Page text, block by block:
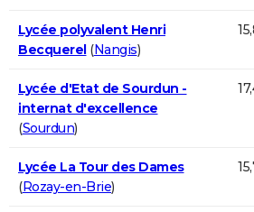
Lycée polyvalent Henri
Becquerel(Nangis)
Lycée d'Etat de Sourdun -
internat d'excellence
(Sourdun)
Lycée La Tour des Dames
(Rozay-en-Brie)